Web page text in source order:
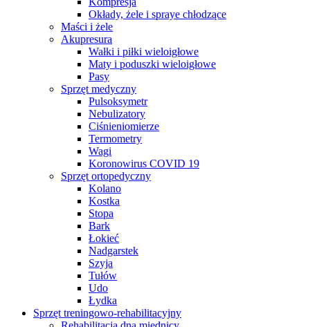
Okłady, żele i spraye chłodzące
Maści i żele
Akupresura
Wałki i piłki wieloigłowe
Maty i poduszki wieloigłowe
Pasy
Sprzęt medyczny
Pulsoksymetr
Nebulizatory
Ciśnieniomierze
Termometry
Wagi
Koronowirus COVID 19
Sprzęt ortopedyczny
Kolano
Kostka
Stopa
Bark
Łokieć
Nadgarstek
Szyja
Tułów
Udo
Łydka
Sprzęt treningowo-rehabilitacyjny